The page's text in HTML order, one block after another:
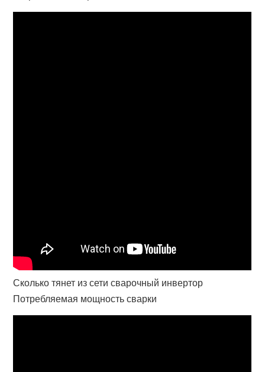
Сколько тянет из сети сварочный инвертор
Потребляемая мощность сварки